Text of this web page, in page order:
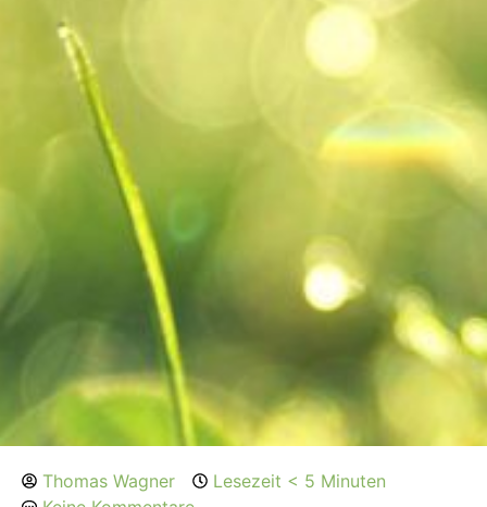
Thomas Wagner
Lesezeit < 5 Minuten